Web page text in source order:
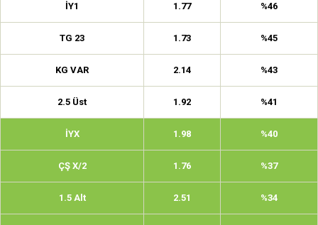
İY1 1.77 %46
TG 23 1.73 %45
KG VAR 2.14 %43
2.5 Üst 1.92 %41
İYX 1.98 %40
ÇŞ X/2 1.76 %37
1.5 Alt 2.51 %34